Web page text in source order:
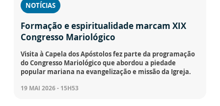
NOTÍCIAS
Formação e espiritualidade marcam XIX
Congresso Mariológico
Visita à Capela dos Apóstolos fez parte da programação
do Congresso Mariológico que abordou a piedade
popular mariana na evangelização e missão da Igreja.
19 MAI 2026 - 15H53